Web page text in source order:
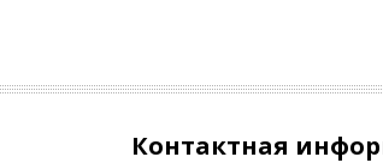
Контактная